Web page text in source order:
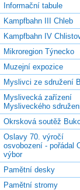
Informační tabule
Kampfbahn III Chleb
Kampfbahn IV
Mikroregion Týnecko
Muzejní expozice
Myslivci ze sdružení
Myslivecká zařízení
Mysliveckého
Okrsková soutěž
Oslavy 70. výročí
osvobození - pořádal
výbor
Pamětní desky
Pamětní stromy